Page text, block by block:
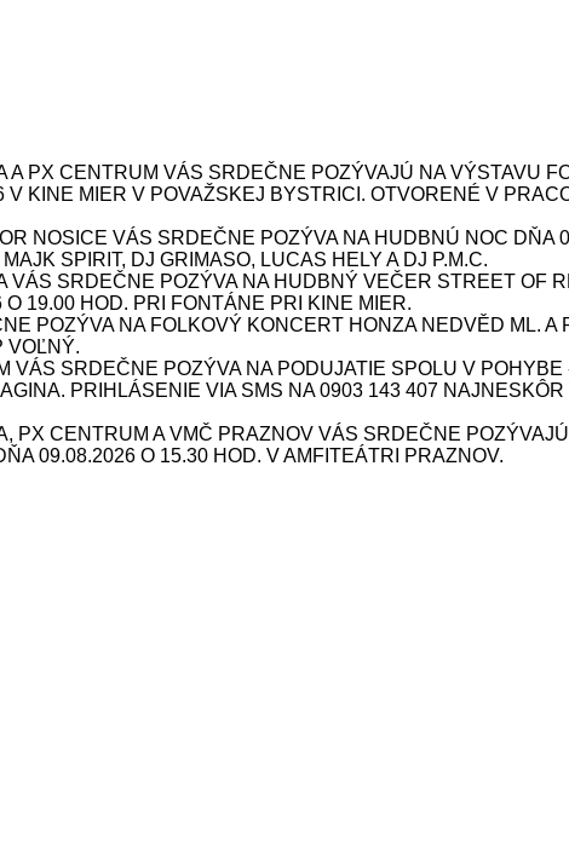
A PX CENTRUM VÁS SRDEČNE POZÝVAJÚ NA VÝSTAVU
V KINE MIER V POVAŽSKEJ BYSTRICI. OTVORENÉ V
NOSICE VÁS SRDEČNE POZÝVA NA HUDBNÚ NOC DŇA
SPIRIT, DJ GRIMASO, LUCAS HELY A DJ P.M.C.
VÁS SRDEČNE POZÝVA NA HUDBNÝ VEČER STREET OF
19.00 HOD. PRI FONTÁNE PRI KINE MIER.
POZÝVA NA FOLKOVÝ KONCERT HONZA NEDVĚD ML. A
VOĽNÝ.
VÁS SRDEČNE POZÝVA NA PODUJATIE SPOLU V
PRIHLÁSENIE VIA SMS NA 0903 143 407
PX CENTRUM A VMČ PRAZNOV VÁS SRDEČNE
09.08.2026 O 15.30 HOD. V AMFITEÁTRI PRAZNOV.